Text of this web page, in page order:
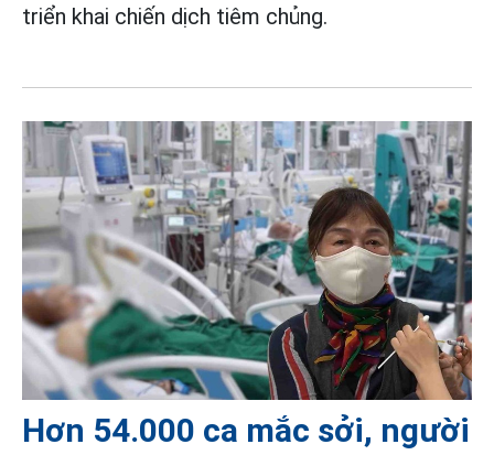
triển khai chiến dịch tiêm chủng.
Hơn 54.000 ca mắc sởi, người